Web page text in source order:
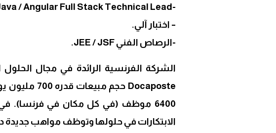
-Java / Angular Full Stack Technical Lead.
– اختبار آلي.
-الرصاص الفني JEE / JSF.
الشركة الفرنسية الرائدة في مجال
6400 موظف (في كل مكان في فرنسا).
الابتكارات في حلولها وتوظف مواهب جديدة